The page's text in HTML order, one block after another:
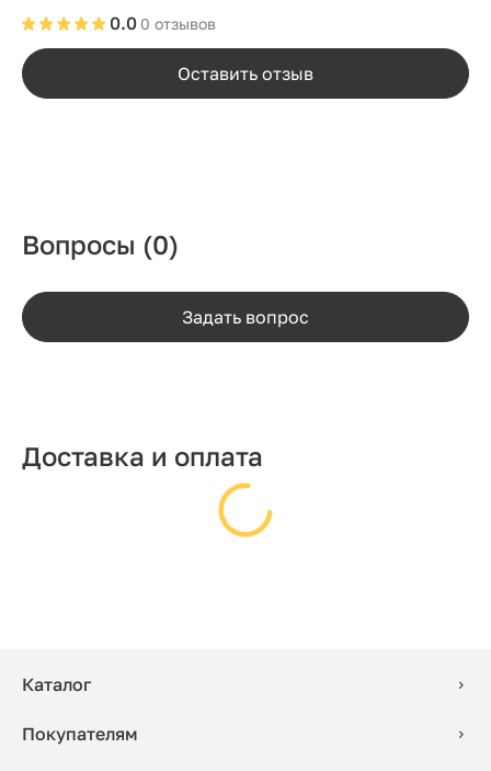
0 отзывов
0.0
Оставить отзыв
Вопросы (0)
Задать вопрос
Доставка и оплата
Каталог
Покупателям